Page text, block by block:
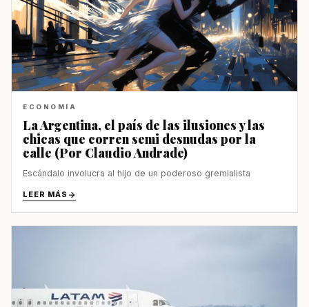
ECONOMÍA
La Argentina, el país de las ilusiones y las
chicas que corren semi desnudas por la
calle (Por Claudio Andrade)
Escándalo involucra al hijo de un poderoso gremialista
LEER MÁS